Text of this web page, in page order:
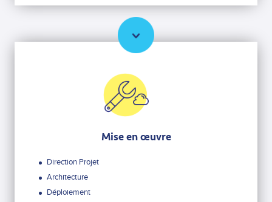
Mise en œuvre
Direction Projet
Architecture
Déploiement